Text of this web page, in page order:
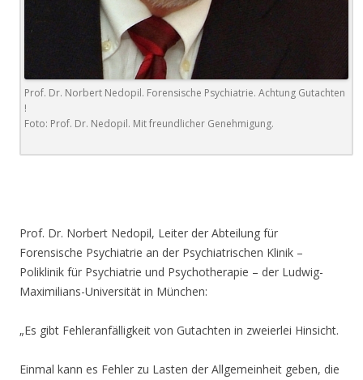
Prof. Dr. Norbert Nedopil. Forensische Psychiatrie. Achtung Gutachten
!
Foto: Prof. Dr. Nedopil. Mit freundlicher Genehmigung.
Prof. Dr. Norbert Nedopil, Leiter der Abteilung für
Forensische Psychiatrie an der Psychiatrischen Klinik –
Poliklinik für Psychiatrie und Psychotherapie – der Ludwig-
Maximilians-Universität in München:
„Es gibt Fehleranfälligkeit von Gutachten in zweierlei Hinsicht.
Einmal kann es Fehler zu Lasten der Allgemeinheit geben, die